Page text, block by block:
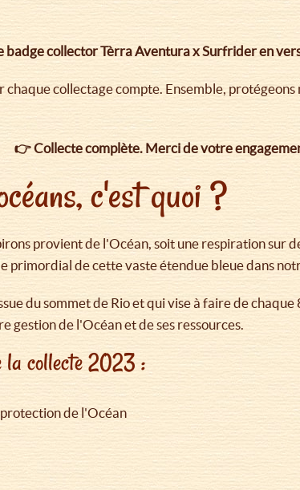
collector Tèrra Aventura x Surfrider en
collectage compte. Ensemble,
👉 Collecte complète. Merci de votre
c'est quoi ?
provient de l'Océan, soit une respiration sur
primordial de cette vaste étendue bleue dans
du sommet de Rio et qui vise à faire de chaque
gestion de l'Océan et de ses ressources.
collecte 2023 :
de l'Océan